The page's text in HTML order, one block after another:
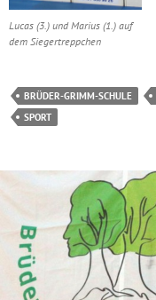
Lucas (3.) und Marius (1.) auf
dem Siegertreppchen
BRÜDER-GRIMM-SCHULE
SPORT